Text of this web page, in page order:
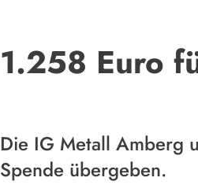
1.258 Euro
Die IG Metall Amberg
Spende übergeben.